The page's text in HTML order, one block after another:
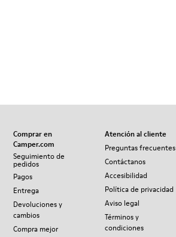
Comprar en
Camper.com
Seguimiento de
pedidos
Pagos
Entrega
Devoluciones y
cambios
Compra mejor
Atención al cliente
Preguntas frecuentes
Contáctanos
Accesibilidad
Política de privacidad
Aviso legal
Términos y
condiciones